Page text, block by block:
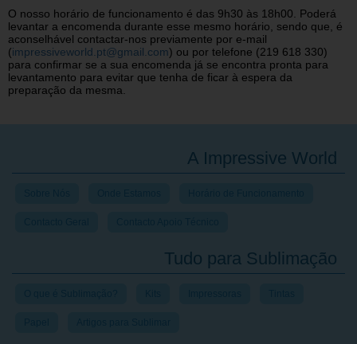
O nosso horário de funcionamento é das 9h30 às 18h00. Poderá
levantar a encomenda durante esse mesmo horário, sendo que, é
aconselhável contactar-nos previamente por e-mail
(impressiveworld.pt@gmail.com) ou por telefone (219 618 330)
para confirmar se a sua encomenda já se encontra pronta para
levantamento para evitar que tenha de ficar à espera da
preparação da mesma.
A Impressive World
Tudo para Sublimação